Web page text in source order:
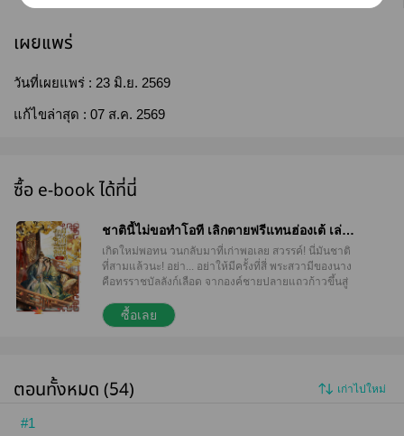
เผยแพร่
วันที่เผยแพร่ : 23 มิ.ย. 2569
แก้ไขล่าสุด : 07 ส.ค. 2569
ซื้อ e-book ได้ที่นี่
ชาตินี้ไม่ขอทำโอที เลิกตายฟรีแทนฮ่องเต้ เล่ม
3 [เล่มจบ]
เกิดใหม่พอทน วนกลับมาที่เก่าพอเลย สวรรค์! นี่มันชาติ
ที่สามแล้วนะ! อย่า... อย่าให้มีครั้งที่สี่ พระสวามีของนาง
คือทรราชบัลลังก์เลือด จากองค์ชายปลายแถวก้าวขึ้นสู่
อุทรเพื่อยึดครองบัลลังก์ หากมิได้ท่านปู่ของนางช่วยปู
ทางในราชสำนัก เขาก็จะเป็นเพียงทรราชที่ไร้ความชอบ
พวกเขาด้วยการเข้าไปเป็นตัวประกันในวัง ห้าปีพ้นผ่าน
ซื้อเลย
ตอนทั้งหมด (54) เก่าไปใหม่
#1